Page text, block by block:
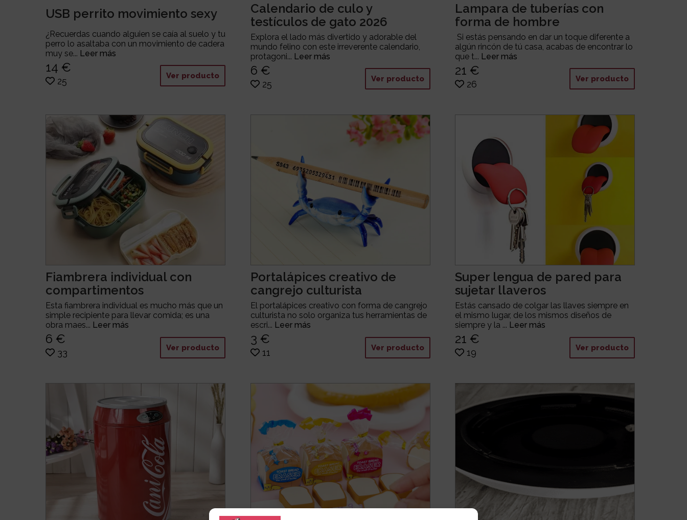
USB perrito movimiento sexy
¿Recuerdas cuando alguien se caía al suelo y tu
perro lo asaltaba con un movimiento de cadera
muy se... Leer más
14 €
25 Ver producto
Calendario de culo y
testículos de gato 2026
Explora el lado más divertido y adorable del
mundo felino con este irreverente calendario,
protagoni... Leer más
6 €
25 Ver producto
Lampara de tuberías con
forma de hombre
Si estás pensando en dar un toque diferente a
algún rincón de tú casa, acabas de encontrar lo
que t... Leer más
21 €
26 Ver producto
Fiambrera individual con
compartimentos
Esta fiambrera individual es mucho más que un
simple recipiente para llevar comida; es una
obra maes... Leer más
6 €
33 Ver producto
Portalápices creativo de
cangrejo culturista
El portalápices creativo con forma de cangrejo
culturista no solo organiza tus herramientas de
escri... Leer más
3 €
11 Ver producto
Super lengua de pared para
sujetar llaveros
Estás cansado de colgar las llaves siempre en
el mismo lugar, de los mismos diseños de
siempre y la ... Leer más
21 €
19 Ver producto